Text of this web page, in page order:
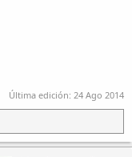
Última edición: 24 Ago 2014